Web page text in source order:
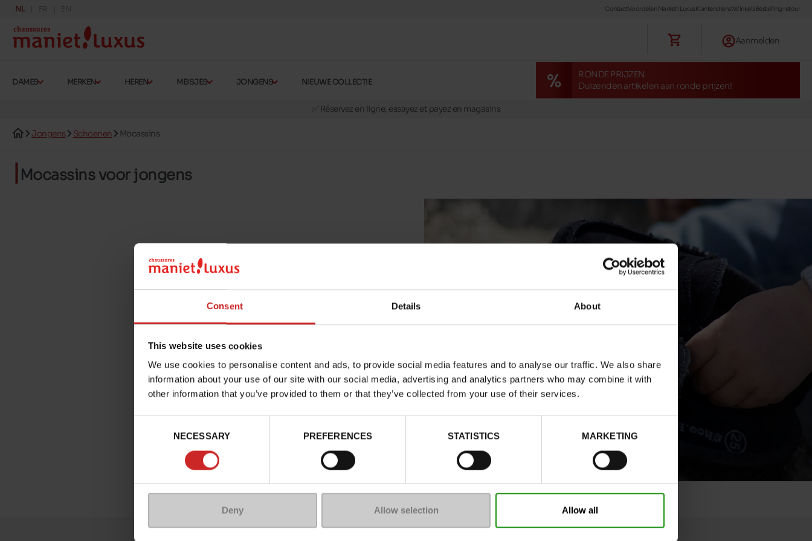
Consent Details About
This website uses cookies
We use cookies to personalise content and ads, to provide social media features and to analyse our traffic. We also share
information about your use of our site with our social media, advertising and analytics partners who may combine it with
other information that you’ve provided to them or that they’ve collected from your use of their services.
NECESSARY PREFERENCES STATISTICS MARKETING
Deny Allow selection Allow all
ContactVoordelen Maniet ! LuxusKlantendienstWinkelsBestelling retour
NL FR EN
Aanmelden
DAMES MERKEN HEREN MEISJES JONGENS NIEUWE COLLECTIE
RONDE PRIJZEN
Duizenden artikelen aan ronde prijzen!
✅ Réservez en ligne, essayez et payez en magasins
Jongens Schoenen Mocassins
Mocassins voor jongens